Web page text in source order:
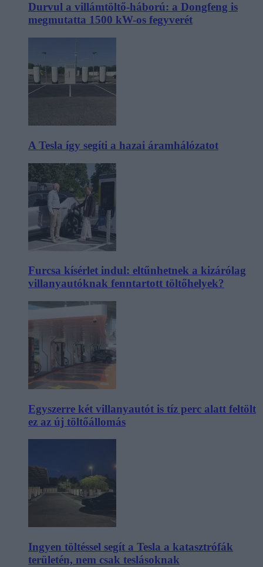
Durvul a villámtöltő-háború: a Dongfeng is
megmutatta 1500 kW-os fegyverét
A Tesla így segíti a hazai áramhálózatot
Furcsa kísérlet indul: eltűnhetnek a kizárólag
villanyautóknak fenntartott töltőhelyek?
Egyszerre két villanyautót is tíz perc alatt feltölt
ez az új töltőállomás
Ingyen töltéssel segít a Tesla a katasztrófák
területén, nem csak teslásoknak